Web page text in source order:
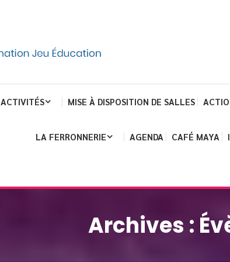
ACTIVITÉS MISE À DISPOSITION DE SALLES
LA FERRONNERIE AGENDA CAFÉ MAYA
Archives :